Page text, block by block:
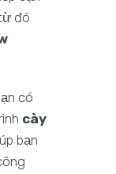
đó
có
cày
bạn